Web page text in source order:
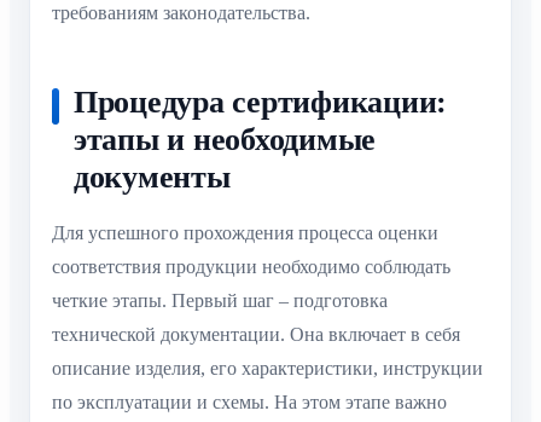
требованиям законодательства.
Процедура сертификации:
этапы и необходимые
документы
Для успешного прохождения процесса оценки
соответствия продукции необходимо соблюдать
четкие этапы. Первый шаг – подготовка
технической документации. Она включает в себя
описание изделия, его характеристики, инструкции
по эксплуатации и схемы. На этом этапе важно